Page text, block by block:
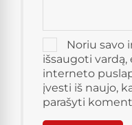
Noriu savo
išsaugoti vardą,
interneto
įvesti iš naujo,
parašyti